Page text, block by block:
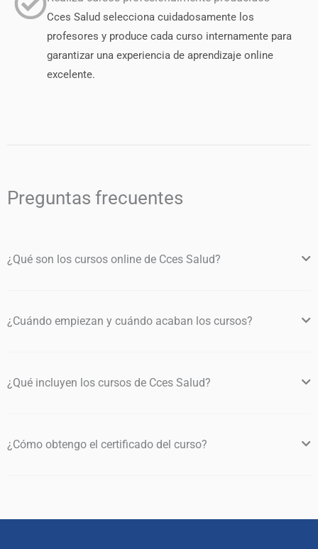
Cces Salud selecciona cuidadosamente los
profesores y produce cada curso internamente para
garantizar una experiencia de aprendizaje online
excelente.
Preguntas frecuentes
¿Qué son los cursos online de Cces Salud?
¿Cuándo empiezan y cuándo acaban los cursos?
¿Qué incluyen los cursos de Cces Salud?
¿Cómo obtengo el certificado del curso?